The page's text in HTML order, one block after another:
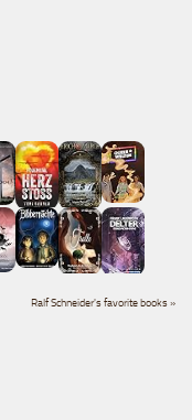
Ralf Schneider's favorite books »